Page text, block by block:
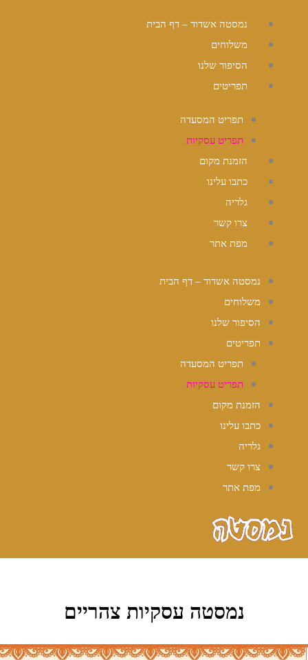
נמסטה אשדוד – דף הבית
משלוחים
הסיפור שלנו
תפריטים
תפריט המסעדה
תפריט עסקיות
הזמנת מקום
כתבו עלינו
גלריה
צרו קשר
מפת אתר
נמסטה אשדוד – דף הבית
משלוחים
הסיפור שלנו
תפריטים
תפריט המסעדה
תפריט עסקיות
הזמנת מקום
כתבו עלינו
גלריה
צרו קשר
מפת אתר
נמסטה עסקיות צהריים